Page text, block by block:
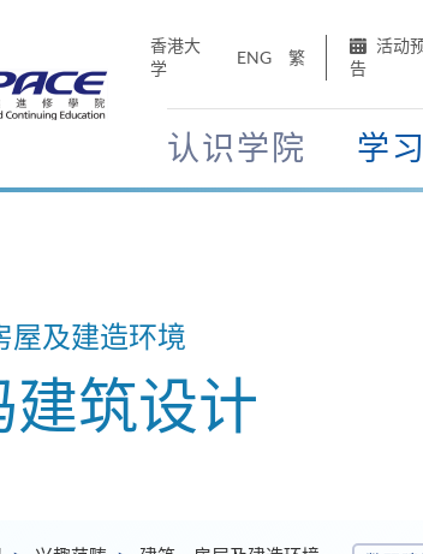
香港大
学
ENG 繁
活动
告
认识学院 学习
屋及建造环境
建筑设计